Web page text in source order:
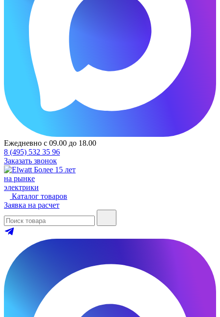
Ежедневно с 09.00 до 18.00
8 (495) 532 35 96
Заказать звонок
Более 15 лет
на рынке
электрики
Каталог товаров
Заявка на расчет